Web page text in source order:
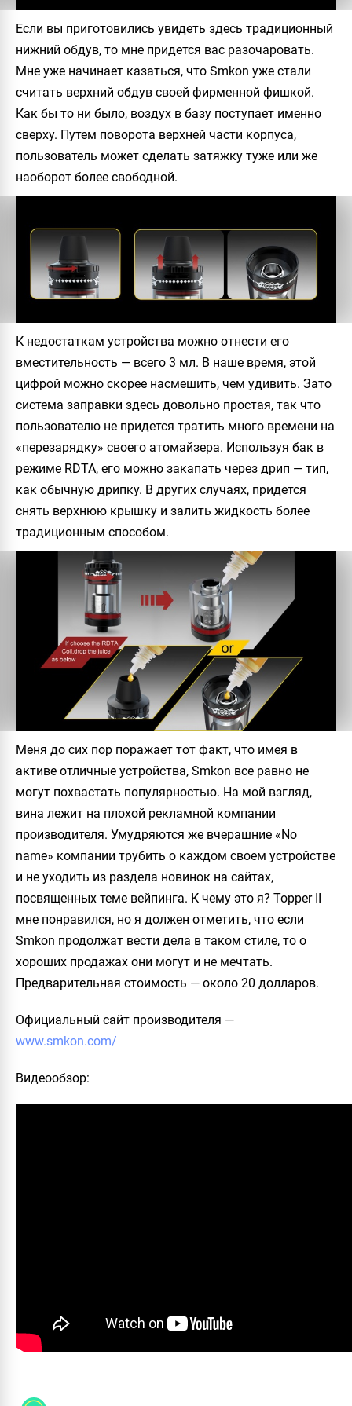
Если вы приготовились увидеть здесь традиционный
нижний обдув, то мне придется вас разочаровать.
Мне уже начинает казаться, что Smkon уже стали
считать верхний обдув своей фирменной фишкой.
Как бы то ни было, воздух в базу поступает именно
сверху. Путем поворота верхней части корпуса,
пользователь может сделать затяжку туже или же
наоборот более свободной.
К недостаткам устройства можно отнести его
вместительность — всего 3 мл. В наше время, этой
цифрой можно скорее насмешить, чем удивить. Зато
система заправки здесь довольно простая, так что
пользователю не придется тратить много времени на
«перезарядку» своего атомайзера. Используя бак в
режиме RDTA, его можно закапать через дрип — тип,
как обычную дрипку. В других случаях, придется
снять верхнюю крышку и залить жидкость более
традиционным способом.
Меня до сих пор поражает тот факт, что имея в
активе отличные устройства, Smkon все равно не
могут похвастать популярностью. На мой взгляд,
вина лежит на плохой рекламной компании
производителя. Умудряются же вчерашние «No
name» компании трубить о каждом своем устройстве
и не уходить из раздела новинок на сайтах,
посвященных теме вейпинга. К чему это я? Topper II
мне понравился, но я должен отметить, что если
Smkon продолжат вести дела в таком стиле, то о
хороших продажах они могут и не мечтать.
Предварительная стоимость — около 20 долларов.
Официальный сайт производителя —
www.smkon.com/
Видеообзор: